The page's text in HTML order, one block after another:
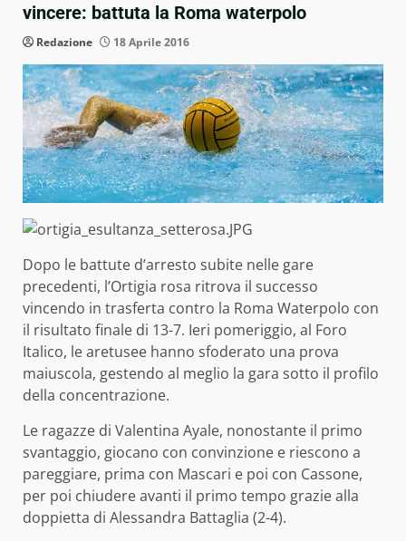
vincere: battuta la Roma waterpolo
Redazione 18 Aprile 2016
Dopo le battute d’arresto subite nelle gare
precedenti, l’Ortigia rosa ritrova il successo
vincendo in trasferta contro la Roma Waterpolo con
il risultato finale di 13-7. Ieri pomeriggio, al Foro
Italico, le aretusee hanno sfoderato una prova
maiuscola, gestendo al meglio la gara sotto il profilo
della concentrazione.
Le ragazze di Valentina Ayale, nonostante il primo
svantaggio, giocano con convinzione e riescono a
pareggiare, prima con Mascari e poi con Cassone,
per poi chiudere avanti il primo tempo grazie alla
doppietta di Alessandra Battaglia (2-4).